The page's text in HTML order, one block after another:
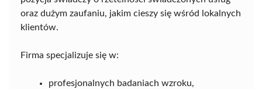
oraz dużym zaufaniu, jakim cieszy się wśród lokalnych
klientów.
Firma specjalizuje się w:
profesjonalnych badaniach wzroku,